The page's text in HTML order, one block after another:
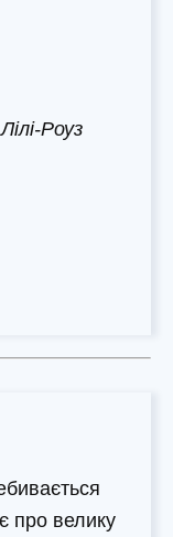
Роуз
про велику